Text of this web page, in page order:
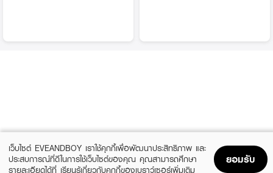
เว็บไซต์ EVEANDBOY เราใช้คุกกี้เพื่อพัฒนาประสิทธิภาพ และ
ประสบการณ์ที่ดีในการใช้เว็บไซต์ของคุณ คุณสามารถศึกษา
รายละเอียดได้ที่ เรียนรู้เกี่ยวกับคุกกี้ของเบราว์เซอร์เพิ่มเติม
ยอมรับ